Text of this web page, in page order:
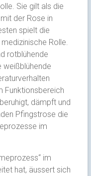
Sie gilt als die
der Rose in
spielt die
Rolle.
rotblühende
weißblühende
Funktionsbereich
dämpft und
Pfingstrose die
im
im
hat, äussert sich